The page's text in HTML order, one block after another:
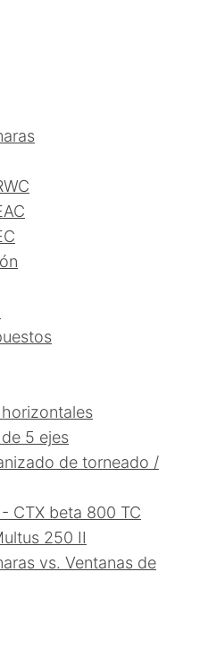
5 ejes
de torneado /
CTX beta 800 TC
250 II
vs. Ventanas de